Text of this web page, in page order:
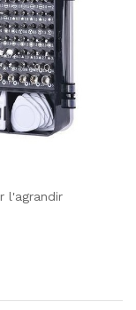
l'agrandir